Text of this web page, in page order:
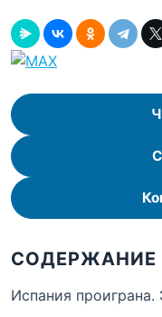
СОДЕРЖАНИЕ
Испания проиграна.